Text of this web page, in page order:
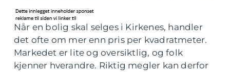
Når en bolig skal selges i Kirkenes, handler
det ofte om mer enn pris per kvadratmeter.
Markedet er lite og oversiktlig, og folk
kjenner hverandre. Riktig megler kan derfor